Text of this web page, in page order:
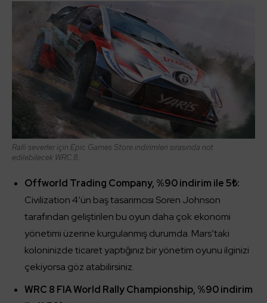
Ralli severler için Epic Games Store indirimleri sırasında not
edilebilecek WRC 8.
Offworld Trading Company, %90 indirim ile 5₺:
Civilization 4’ün baş tasarımcısı Soren Johnson
tarafından geliştirilen bu oyun daha çok ekonomi
yönetimi üzerine kurgulanmış durumda. Mars’taki
koloninizde ticaret yaptığınız bir yönetim oyunu ilginizi
çekiyorsa göz atabilirsiniz.
WRC 8 FIA World Rally Championship, %90 indirim